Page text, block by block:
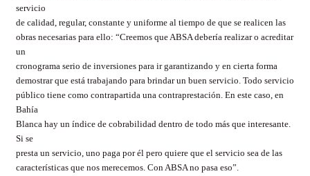
servicio
de calidad, regular, constante y uniforme al tiempo de que se realicen las
obras necesarias para ello: “Creemos que ABSA debería realizar o acreditar
un
cronograma serio de inversiones para ir garantizando y en cierta forma
demostrar que está trabajando para brindar un buen servicio. Todo servicio
público tiene como contrapartida una contraprestación. En este caso, en
Bahía
Blanca hay un índice de cobrabilidad dentro de todo más que interesante.
Si se
presta un servicio, uno paga por él pero quiere que el servicio sea de las
características que nos merecemos. Con ABSA no pasa eso”.